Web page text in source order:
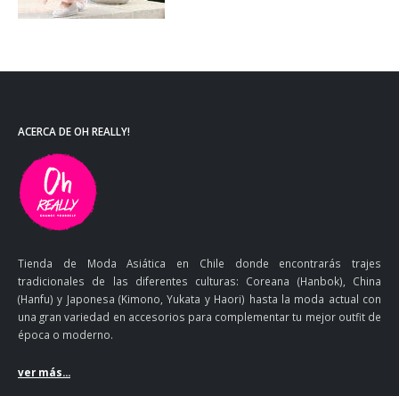
ACERCA DE OH REALLY!
Tienda de Moda Asiática en Chile donde encontrarás trajes
tradicionales de las diferentes culturas: Coreana (Hanbok), China
(Hanfu) y Japonesa (Kimono, Yukata y Haori) hasta la moda actual con
una gran variedad en accesorios para complementar tu mejor outfit de
época o moderno.
ver más...